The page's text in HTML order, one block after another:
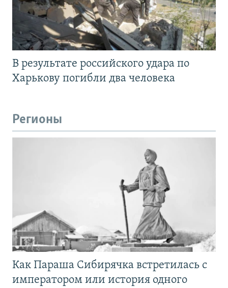
В результате российского удара по
Харькову погибли два человека
Регионы
Как Параша Сибирячка встретилась с
императором или история одного